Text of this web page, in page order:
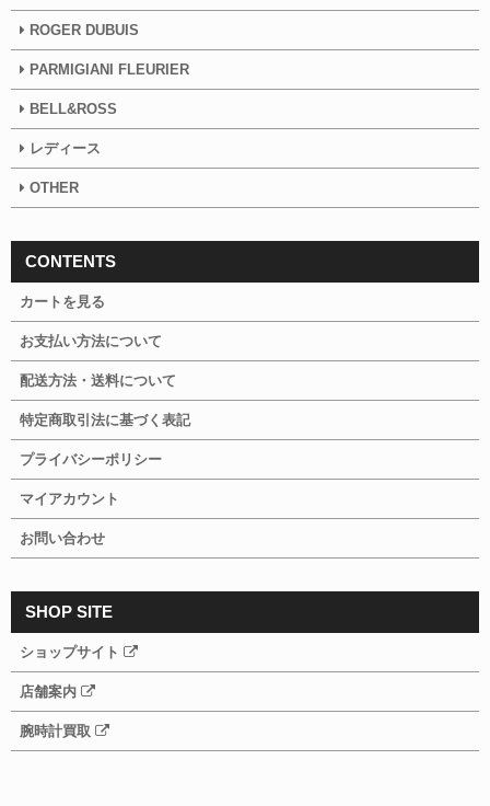
ROGER DUBUIS
PARMIGIANI FLEURIER
BELL&ROSS
レディース
OTHER
CONTENTS
カートを見る
お支払い方法について
配送方法・送料について
特定商取引法に基づく表記
プライバシーポリシー
マイアカウント
お問い合わせ
SHOP SITE
ショップサイト
店舗案内
腕時計買取